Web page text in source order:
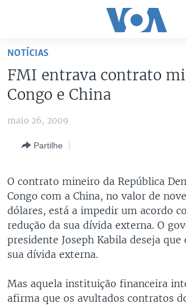
Acesso
para
artigo
para
Pesquisa
GUINÉ-BISSAU
BRASIL
DOSSIERS ESPECIAIS
DESPORTO
VÍDEOS
VOA 60 CLIMA
VOA60 MUNDO
PASSADEIRA VERMELHA
ÁUDIO
SIGA-NOS
NOTÍCIAS
FMI entrava contrato
Congo e China
maio 26, 2009
Partilhe
O contrato mineiro da República
Congo com a China, no valor de
dólares, está a impedir um acordo
redução da sua dívida externa. O
presidente Joseph Kabila deseja
sua dívida externa.
Mas aquela instituição financeira
afirma que os avultados contratos